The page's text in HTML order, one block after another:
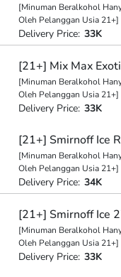
[Minuman Beralkohol
Oleh Pelanggan Usia 21+]
Delivery Price: 33K
[21+] Mix Max
[Minuman Beralkohol
Oleh Pelanggan Usia 21+]
Delivery Price: 33K
[21+] Smirnoff Ice
[Minuman Beralkohol
Oleh Pelanggan Usia 21+]
Delivery Price: 34K
[21+] Smirnoff Ice
[Minuman Beralkohol
Oleh Pelanggan Usia 21+]
Delivery Price: 33K